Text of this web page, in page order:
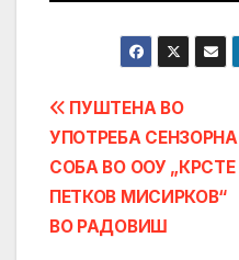
Post
navigation
ПУШТЕНА ВО
УПОТРЕБА СЕНЗОРНА
СОБА ВО ООУ „КРСТЕ
ПЕТКОВ МИСИРКОВ“
ВО РАДОВИШ